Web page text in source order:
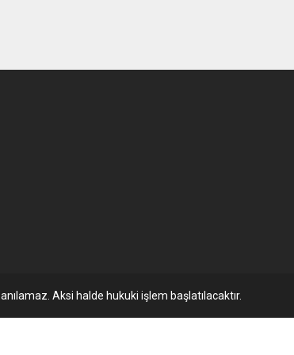
Aksi halde hukuki işlem başlatılacaktır.